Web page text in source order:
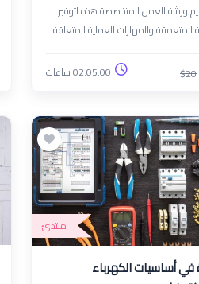
ورشة العمل المتخصصة هذه لتوفير
المتعمقة والمهارات العملية المتعلقة
بالسيارات الكهربائية (EVs). سيتعرف المشاركون
التكنولوجية والأنظمة وممارسات $20 02:05:00 ساعات
مبتدئ
في أساسيات الكهرباء